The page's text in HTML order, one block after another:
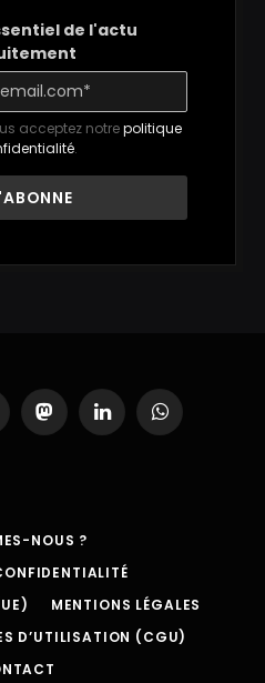
de l'actu
acceptez notrepolitique
.
MastodonLinkedInWhatsApp
NOUS ?
MENTIONS LÉGALES
D’UTILISATION (CGU)